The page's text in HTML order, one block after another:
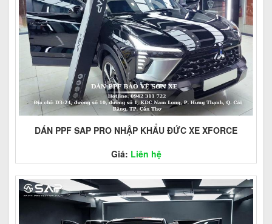
DÁN PPF SAP PRO NHẬP KHẨU ĐỨC XE XFORCE
Giá: Liên hệ